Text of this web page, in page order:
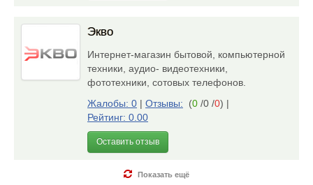
Экво
Интернет-магазин бытовой, компьютерной
техники, аудио- видеотехники,
фототехники, сотовых телефонов.
Жалобы: 0 | Отзывы: (0 /0 /0) |
Рейтинг: 0.00
Оставить отзыв
Показать ещё